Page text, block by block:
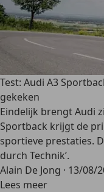
Test: Audi A3
gekeken
Eindelijk brengt Audi
Sportback krijgt de
sportieve prestaties.
durch Technik’.
Alain De Jong · 13/08/
Lees meer